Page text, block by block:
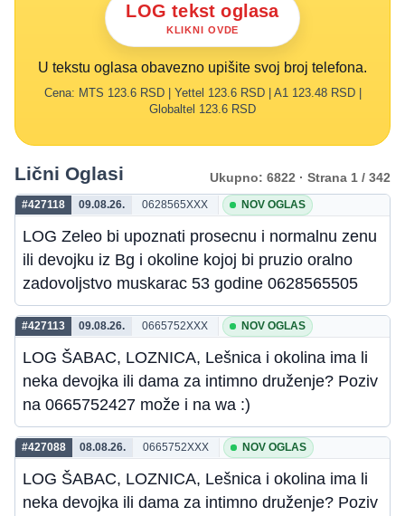
LOG tekst oglasa
KLIKNI OVDE
U tekstu oglasa obavezno upišite svoj broj telefona.
Cena: MTS 123.6 RSD | Yettel 123.6 RSD | A1 123.48 RSD |
Globaltel 123.6 RSD
Lični Oglasi Ukupno: 6822 · Strana 1 / 342
#427118 09.08.26. 0628565XXX NOV OGLAS
LOG Zeleo bi upoznati prosecnu i normalnu zenu
ili devojku iz Bg i okoline kojoj bi pruzio oralno
zadovoljstvo muskarac 53 godine 0628565505
#427113 09.08.26. 0665752XXX NOV OGLAS
LOG ŠABAC, LOZNICA, Lešnica i okolina ima li
neka devojka ili dama za intimno druženje? Poziv
na 0665752427 može i na wa :)
#427088 08.08.26. 0665752XXX NOV OGLAS
LOG ŠABAC, LOZNICA, Lešnica i okolina ima li
neka devojka ili dama za intimno druženje? Poziv